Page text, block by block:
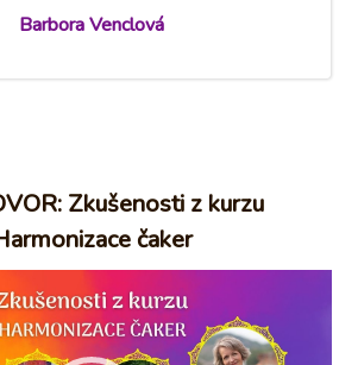
Barbora Venclová
Zkušenosti z kurzu
čaker